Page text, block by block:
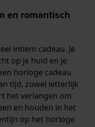
en romantisch
intiem cadeau. Je
op je huid en je
horloge cadeau
tijd, zowel letterlijk
het verlangen om
en houden in het
op het horloge